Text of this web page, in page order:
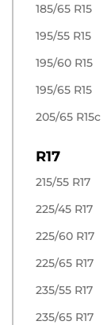
185/65 R15
195/55 R15
195/60 R15
195/65 R15
205/65 R15c
R17
215/55 R17
225/45 R17
225/60 R17
225/65 R17
235/55 R17
235/65 R17